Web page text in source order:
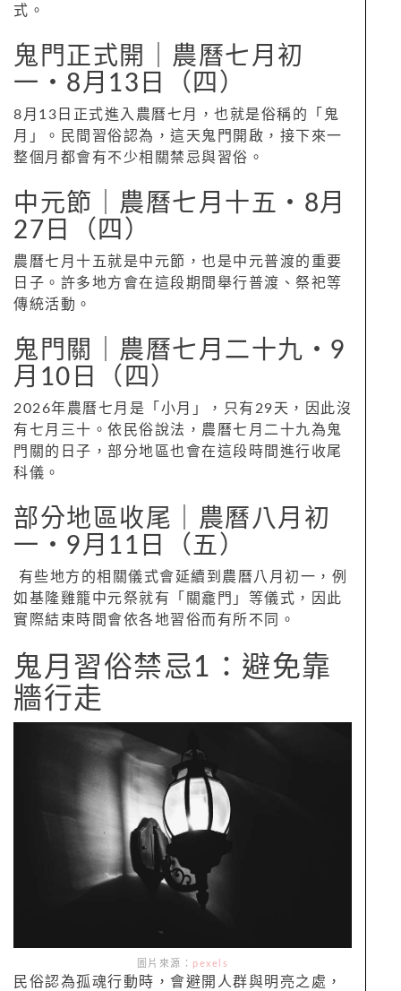
式。
鬼門正式開｜農曆七月初
一‧8月13日（四）
8月13日正式進入農曆七月，也就是俗稱的「鬼
月」。民間習俗認為，這天鬼門開啟，接下來一
整個月都會有不少相關禁忌與習俗。
中元節｜農曆七月十五‧8月
27日（四）
農曆七月十五就是中元節，也是中元普渡的重要
日子。許多地方會在這段期間舉行普渡、祭祀等
傳統活動。
鬼門關｜農曆七月二十九‧9
月10日（四）
2026年農曆七月是「小月」，只有29天，因此沒
有七月三十。依民俗說法，農曆七月二十九為鬼
門關的日子，部分地區也會在這段時間進行收尾
科儀。
部分地區收尾｜農曆八月初
一‧9月11日（五）
有些地方的相關儀式會延續到農曆八月初一，例
如基隆雞籠中元祭就有「關龕門」等儀式，因此
實際結束時間會依各地習俗而有所不同。
鬼月習俗禁忌1：避免靠
牆行走
圖片來源： pexels
民俗認為孤魂行動時，會避開人群與明亮之處，